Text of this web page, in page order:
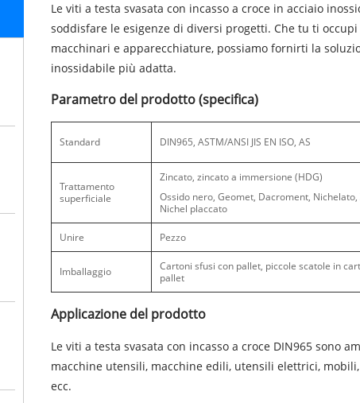
Le viti a testa svasata con incasso a croce in acciaio
soddisfare le esigenze di diversi progetti. Che tu ti
macchinari e apparecchiature, possiamo fornirti la
inossidabile più adatta.
Parametro del prodotto (specifica)
Standard DIN965, ASTM/ANSI JIS EN ISO, AS
Trattamento
superficiale
Zincato, zincato a immersione (HDG)
Ossido nero, Geomet, Dacroment, Nichelato,
Nichel placcato
Unire Pezzo
Imballaggio
Cartoni sfusi con pallet, piccole scatole in
pallet
Applicazione del prodotto
Le viti a testa svasata con incasso a croce DIN965 sono
macchine utensili, macchine edili, utensili elettrici,
ecc.